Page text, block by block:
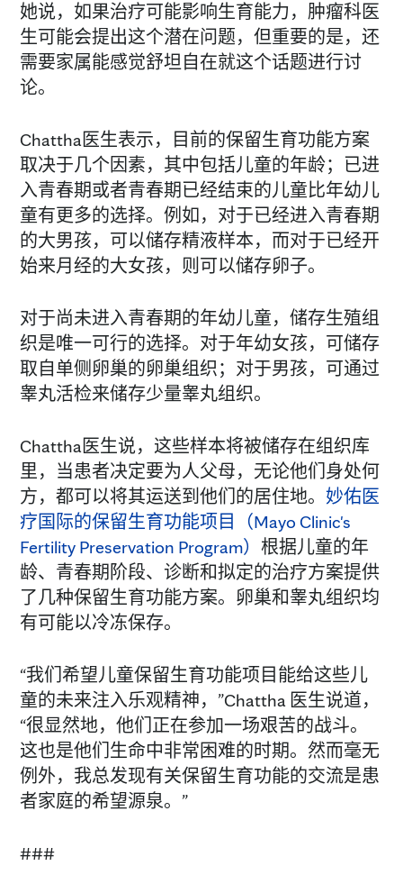
她说，如果治疗可能影响生育能力，肿瘤科医
生可能会提出这个潜在问题，但重要的是，还
需要家属能感觉舒坦自在就这个话题进行讨
论。
Chattha医生表示，目前的保留生育功能方案
取决于几个因素，其中包括儿童的年龄；已进
入青春期或者青春期已经结束的儿童比年幼儿
童有更多的选择。例如，对于已经进入青春期
的大男孩，可以储存精液样本，而对于已经开
始来月经的大女孩，则可以储存卵子。
对于尚未进入青春期的年幼儿童，储存生殖组
织是唯一可行的选择。对于年幼女孩，可储存
取自单侧卵巢的卵巢组织；对于男孩，可通过
睾丸活检来储存少量睾丸组织。
Chattha医生说，这些样本将被储存在组织库
里，当患者决定要为人父母，无论他们身处何
方，都可以将其运送到他们的居住地。 妙佑医
疗国际的保留生育功能项目（Mayo Clinic's
Fertility Preservation Program） 根据儿童的年
龄、青春期阶段、诊断和拟定的治疗方案提供
了几种保留生育功能方案。卵巢和睾丸组织均
有可能以冷冻保存。
“我们希望儿童保留生育功能项目能给这些儿
童的未来注入乐观精神，”Chattha 医生说道，
“很显然地，他们正在参加一场艰苦的战斗。
这也是他们生命中非常困难的时期。然而毫无
例外，我总发现有关保留生育功能的交流是患
者家庭的希望源泉。”
###